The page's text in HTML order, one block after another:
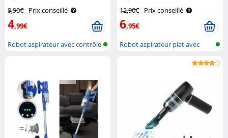
9,90€ Prix conseillé
4,99€
Robot aspirateur avec contrôle
12,90€ Prix conseillé
6,95€
Robot aspirateur plat avec